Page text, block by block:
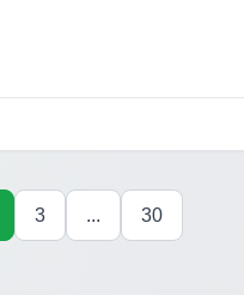
3 ... 30